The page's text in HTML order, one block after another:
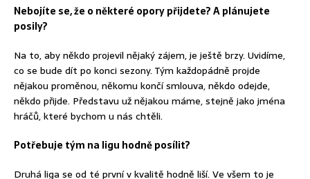
Nebojíte se, že o některé opory přijdete? A plánujete
posily?
Na to, aby někdo projevil nějaký zájem, je ještě brzy. Uvidíme,
co se bude dít po konci sezony. Tým každopádně projde
nějakou proměnou, někomu končí smlouva, někdo odejde,
někdo přijde. Představu už nějakou máme, stejně jako jména
hráčů, které bychom u nás chtěli.
Potřebuje tým na ligu hodně posílit?
Druhá liga se od té první v kvalitě hodně liší. Ve všem to je